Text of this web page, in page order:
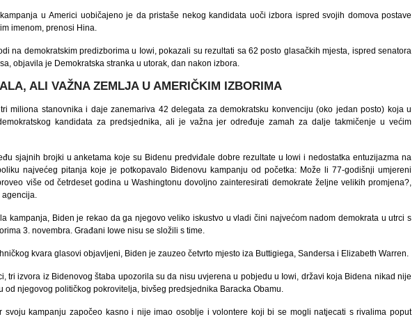
u Americi uobičajeno je da pristaše nekog kandidata uoči izbora ispred svojih domova postave
imenom, prenosi Hina.
na demokratskim predizborima u Iowi, pokazali su rezultati sa 62 posto glasačkih mjesta, ispred senatora
objavila je Demokratska stranka u utorak, dan nakon izbora.
ALI VAŽNA ZEMLJA U AMERIČKIM IZBORIMA
miliona stanovnika i daje zanemariva 42 delegata za demokratsku konvenciju (oko jedan posto) koja u
kandidata za predsjednika, ali je važna jer određuje zamah za dalje takmičenje u većim
sjajnih brojki u anketama koje su Bidenu predviđale dobre rezultate u Iowi i nedostatka entuzijazma na
najvećeg pitanja koje je potkopavalo Bidenovu kampanju od početka: Može li 77-godišnji umjereni
više od četrdeset godina u Washingtonu dovoljno zainteresirati demokrate željne velikih promjena?,
agencija.
kampanja, Biden je rekao da ga njegovo veliko iskustvo u vladi čini najvećom nadom demokrata u utrci s
3. novembra. Građani Iowe nisu se složili s time.
kvara glasovi objavljeni, Biden je zauzeo četvrto mjesto iza Buttigiega, Sandersa i Elizabeth Warren.
tri izvora iz Bidenovog štaba upozorila su da nisu uvjerena u pobjedu u Iowi, državi koja Bidena nikad nije
od njegovog političkog pokrovitelja, bivšeg predsjednika Baracka Obamu.
svoju kampanju započeo kasno i nije imao osoblje i volontere koji bi se mogli natjecati s rivalima poput